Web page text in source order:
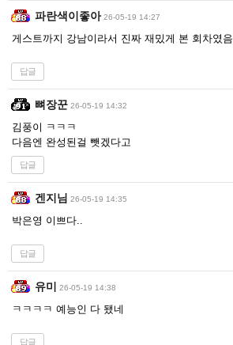
파란색이좋아 26-05-19 14:27
게스트까지 강남이라서 진짜 재밌게 본 회차였음
답글
뼈장꾼 26-05-19 14:32
김풍이 ㅋㅋㅋ
다음엔 완성된걸 뺏겠다고
답글
겐지님 26-05-19 14:35
박은영 이쁘다..
답글
유미 26-05-19 14:38
ㅋㅋㅋㅋ 예능인 다 됐네
답글